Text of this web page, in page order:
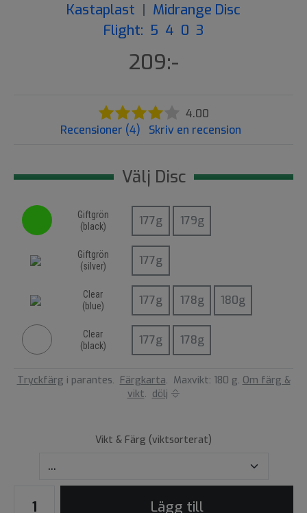
Kastaplast | Midrange Disc
Flight: 5 4 0 3
209:-
4.00
Recensioner (4)
Skriv en recension
Välj Disc
Giftgrön
(black)
Giftgrön
(silver)
Clear
(blue)
Clear
(black)
Tryckfärg i parantes. Färgkarta. Maxvikt: 180 g. Om färg &
vikt. dölj
Vikt & Färg (viktsorterat)
Lägg till